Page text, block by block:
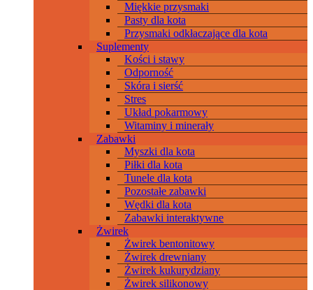
Miękkie przysmaki
Pasty dla kota
Przysmaki odkłaczające dla kota
Suplementy
Kości i stawy
Odporność
Skóra i sierść
Stres
Układ pokarmowy
Witaminy i minerały
Zabawki
Myszki dla kota
Piłki dla kota
Tunele dla kota
Pozostałe zabawki
Wędki dla kota
Zabawki interaktywne
Żwirek
Żwirek bentonitowy
Żwirek drewniany
Żwirek kukurydziany
Żwirek silikonowy